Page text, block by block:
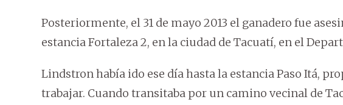
Posteriormente, el 31 de mayo 2013 el ganadero fue
estancia Fortaleza 2, en la ciudad de Tacuatí, en el
Lindstron había ido ese día hasta la estancia Paso Itá,
trabajar. Cuando transitaba por un camino vecinal de